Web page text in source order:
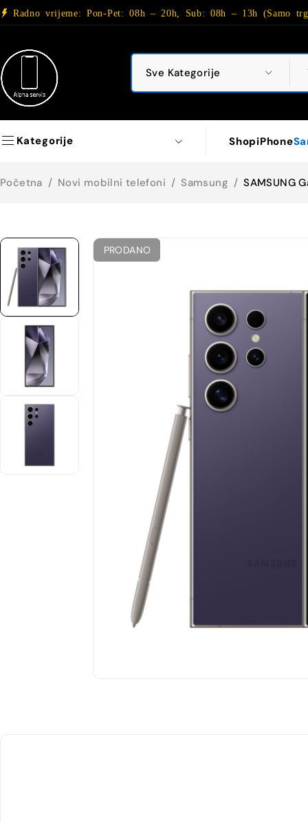
Radno vrijeme: Pon-Pet: 08h – 20h, Sub: 08h – 13h (Samo
Kategorije ShopiPhone
Početna / Novi mobilni telefoni / Samsung / SAMSUNG
PRODANO